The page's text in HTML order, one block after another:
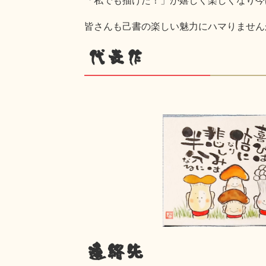
皆さんも己書の楽しい魅力にハマりませ
代表作
連絡先